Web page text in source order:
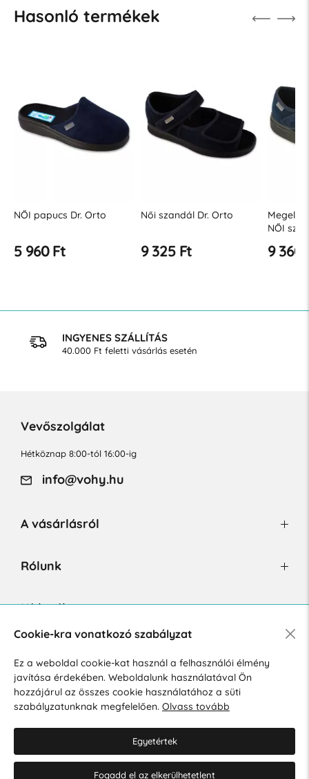
Hasonló termékek
NŐI papucs Dr. Orto
5 960 Ft
Női szandál Dr. Orto
9 325 Ft
NŐI
9 360
INGYENES SZÁLLÍTÁS
40.000 Ft feletti vásárlás esetén
Vevőszolgálat
Hétköznap 8:00-tól 16:00-ig
info@vohy.hu
A vásárlásról
Rólunk
Hírlevél
Hozzájárulok a személyes adatok marketing célú kezeléséhez.
Személyes adatok védelmére vonatkozó szabályzat.
Cookie-kra vonatkozó szabályzat
Ez a weboldal cookie-kat használ a felhasználói élmény
javítása érdekében. Weboldalunk használatával Ön
hozzájárul az összes cookie használatához a süti
szabályzatunknak megfelelően. Olvass tovább
Egyetértek
Fogadd el az elkerülhetetlent